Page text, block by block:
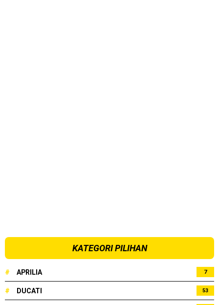
KATEGORI PILIHAN
# APRILIA 7
# DUCATI 53